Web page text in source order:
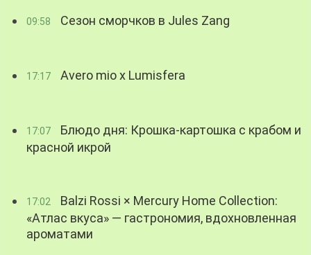
09:58 Сезон сморчков в Jules Zang
17:17 Avero mio x Lumisfera
17:07
Блюдо дня: Крошка-картошка с крабом и
красной икрой
17:02
Balzi Rossi × Mercury Home Collection:
«Атлас вкуса» — гастрономия, вдохновленная
ароматами